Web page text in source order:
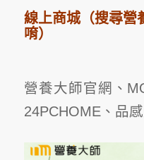
線上商城（搜尋營
唷）
營養大師官網、
24PCHOME、品